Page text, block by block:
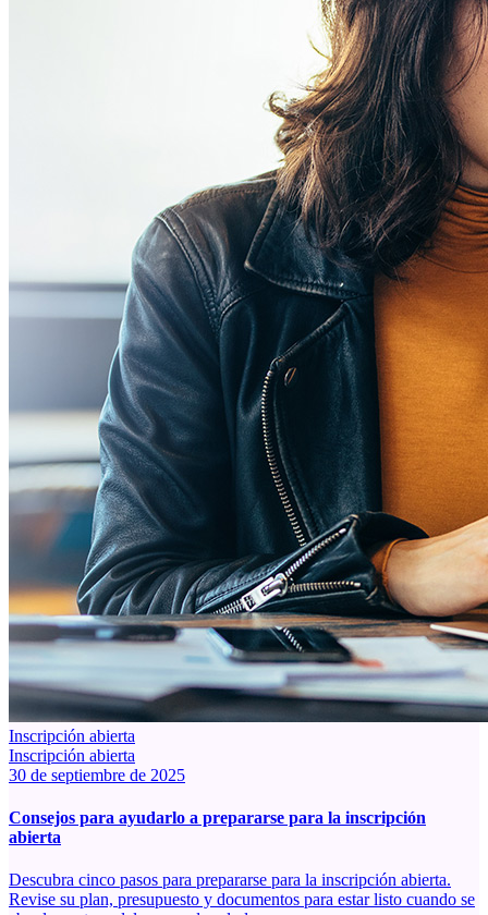
Inscripción abierta
Inscripción abierta
30 de septiembre de 2025
Consejos para ayudarlo a prepararse para la inscripción
abierta
Descubra cinco pasos para prepararse para la inscripción abierta.
Revise su plan, presupuesto y documentos para estar listo cuando se